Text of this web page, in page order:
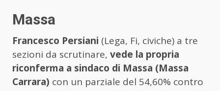
Massa
Francesco Persiani (Lega, Fi, civiche) a tre
sezioni da scrutinare, vede la propria
riconferma a sindaco di Massa (Massa
Carrara) con un parziale del 54,60% contro